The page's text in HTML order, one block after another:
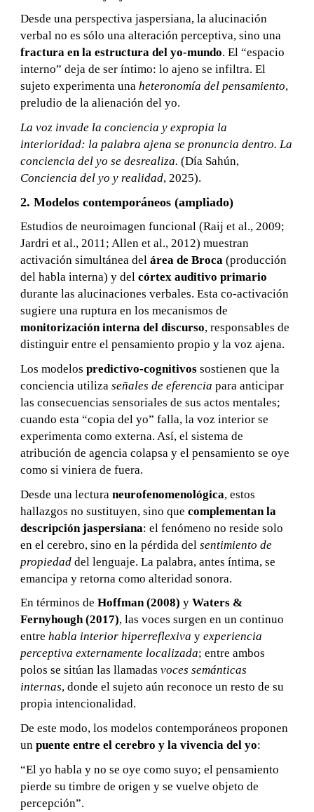
Desde una perspectiva jaspersiana, la alucinación
verbal no es sólo una alteración perceptiva, sino una
fractura en la estructura del yo-mundo. El “espacio
interno” deja de ser íntimo: lo ajeno se infiltra. El
sujeto experimenta unaheteronomía del pensamiento,
preludio de la alienación del yo.
La voz invade la conciencia y expropia la
interioridad: la palabra ajena se pronuncia dentro. La
conciencia del yo se desrealiza. (Día Sahún,
Conciencia del yo y realidad, 2025).
2. Modelos contemporáneos (ampliado)
Estudios de neuroimagen funcional (Raij et al., 2009;
Jardri et al., 2011; Allen et al., 2012) muestran
activación simultánea delárea de Broca (producción
del habla interna) y delcórtex auditivo primario
durante las alucinaciones verbales. Esta co-activación
sugiere una ruptura en los mecanismos de
monitorización interna del discurso, responsables de
distinguir entre el pensamiento propio y la voz ajena.
Los modelospredictivo-cognitivos sostienen que la
conciencia utilizaseñales de eferencia para anticipar
las consecuencias sensoriales de sus actos mentales;
cuando esta “copia del yo” falla, la voz interior se
experimenta como externa. Así, el sistema de
atribución de agencia colapsa y el pensamiento se oye
como si viniera de fuera.
Desde una lecturaneurofenomenológica, estos
hallazgos no sustituyen, sino quecomplementan la
descripción jaspersiana: el fenómeno no reside solo
en el cerebro, sino en la pérdida delsentimiento de
propiedad del lenguaje. La palabra, antes íntima, se
emancipa y retorna como alteridad sonora.
En términos deHoffman (2008) yWaters &
Fernyhough (2017), las voces surgen en un continuo
entrehabla interior hiperreflexiva yexperiencia
perceptiva externamente localizada; entre ambos
polos se sitúan las llamadasvoces semánticas
internas, donde el sujeto aún reconoce un resto de su
propia intencionalidad.
De este modo, los modelos contemporáneos proponen
unpuente entre el cerebro y la vivencia del yo:
“El yo habla y no se oye como suyo; el pensamiento
pierde su timbre de origen y se vuelve objeto de
percepción”.